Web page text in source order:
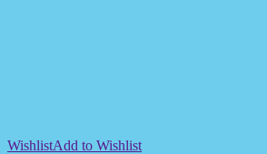
WishlistAdd to Wishlist